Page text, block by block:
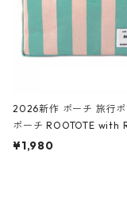
2026新作 ポーチ 旅行
ポーチ ROOTOTE with
ch 3532 ルートート WR.
¥1,980